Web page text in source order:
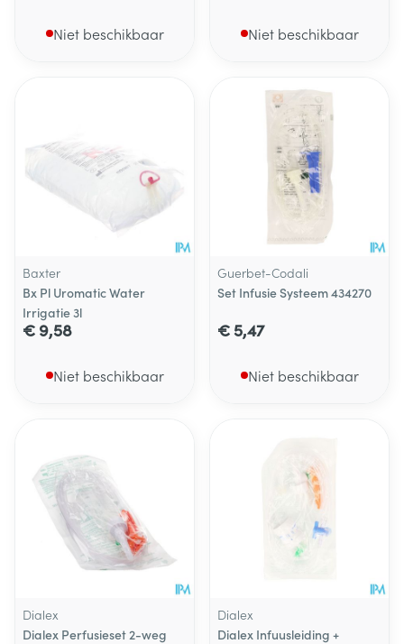
Niet beschikbaar Niet beschikbaar
Baxter
Bx Pl Uromatic Water
Irrigatie 3l
€ 9,58
Niet beschikbaar
Guerbet-Codali
Set Infusie Systeem 434270
€ 5,47
Niet beschikbaar
Dialex
Dialex Perfusieset 2-weg
Dialex
Dialex Infuusleiding +